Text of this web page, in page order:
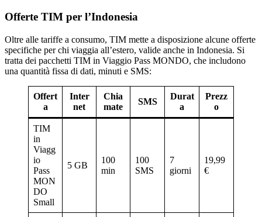
Offerte TIM per l’Indonesia
Oltre alle tariffe a consumo, TIM mette a disposizione alcune offerte
specifiche per chi viaggia all’estero, valide anche in Indonesia. Si
tratta dei pacchetti TIM in Viaggio Pass MONDO, che includono
una quantità fissa di dati, minuti e SMS:
Offert
a
Inter
net
Chia
mate
SMS
Durat
a
Prezz
o
TIM
in
Viagg
io
Pass
MON
DO
Small
5 GB
100
min
100
SMS
7
giorni
19,99
€